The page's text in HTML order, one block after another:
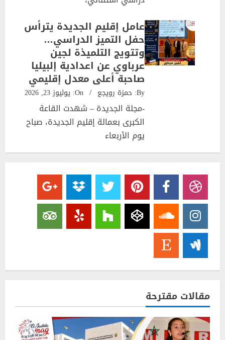
عامل إقليم الجديدة يترأس
حفل التميز الدراسي…
وتتويج التلميذة لجين
عرباوي عن اعدادية إلبيليا
صاحبة أعلى معدل إقليمي
By: حمزة رويجع On: يوليوز 23, 2026
-مجلة الجديدة – شهدت القاعة
الكبرى بعمالة إقليم الجديدة، صباح
يوم الأربعاء
مقالات مقترحة